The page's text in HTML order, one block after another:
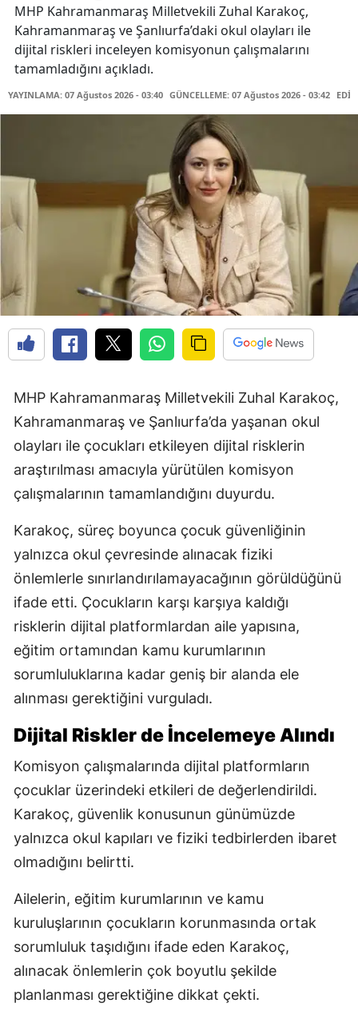
MHP Kahramanmaraş Milletvekili Zuhal Karakoç,
Kahramanmaraş ve Şanlıurfa’daki okul olayları ile
dijital riskleri inceleyen komisyonun çalışmalarını
tamamladığını açıkladı.
YAYINLAMA: 07 Ağustos 2026 - 03:40 GÜNCELLEME: 07 Ağustos 2026 - 03:42
MHP Kahramanmaraş Milletvekili Zuhal Karakoç,
Kahramanmaraş ve Şanlıurfa’da yaşanan okul
olayları ile çocukları etkileyen dijital risklerin
araştırılması amacıyla yürütülen komisyon
çalışmalarının tamamlandığını duyurdu.
Karakoç, süreç boyunca çocuk güvenliğinin
yalnızca okul çevresinde alınacak fiziki
önlemlerle sınırlandırılamayacağının görüldüğünü
ifade etti. Çocukların karşı karşıya kaldığı
risklerin dijital platformlardan aile yapısına,
eğitim ortamından kamu kurumlarının
sorumluluklarına kadar geniş bir alanda ele
alınması gerektiğini vurguladı.
Dijital Riskler de İncelemeye Alındı
Komisyon çalışmalarında dijital platformların
çocuklar üzerindeki etkileri de değerlendirildi.
Karakoç, güvenlik konusunun günümüzde
yalnızca okul kapıları ve fiziki tedbirlerden ibaret
olmadığını belirtti.
Ailelerin, eğitim kurumlarının ve kamu
kuruluşlarının çocukların korunmasında ortak
sorumluluk taşıdığını ifade eden Karakoç,
alınacak önlemlerin çok boyutlu şekilde
planlanması gerektiğine dikkat çekti.